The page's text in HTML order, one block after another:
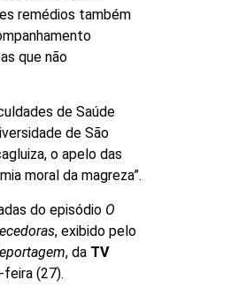
remédios também
que não
de Saúde
de São
o apelo das
moral da magreza”.
do episódio O
, exibido pelo
, da TV
feira (27).